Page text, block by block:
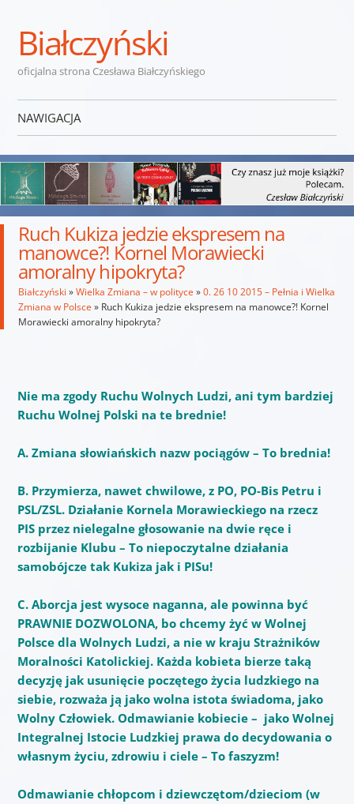
Białczyński
oficjalna strona Czesława Białczyńskiego
NAWIGACJA
Ruch Kukiza jedzie ekspresem na
manowce?! Kornel Morawiecki
amoralny hipokryta?
Białczyński »Wielka Zmiana – w polityce »0. 26 10 2015 – Pełnia i Wielka
Zmiana w Polsce » Ruch Kukiza jedzie ekspresem na manowce?! Kornel
Morawiecki amoralny hipokryta?
Nie ma zgody Ruchu Wolnych Ludzi, ani tym bardziej
Ruchu Wolnej Polski na te brednie!
A. Zmiana słowiańskich nazw pociągów – To brednia!
B. Przymierza, nawet chwilowe, z PO, PO-Bis Petru i
PSL/ZSL. Działanie Kornela Morawieckiego na rzecz
PIS przez nielegalne głosowanie na dwie ręce i
rozbijanie Klubu – To niepoczytalne działania
samobójcze tak Kukiza jak i PISu!
C. Aborcja jest wysoce naganna, ale powinna być
PRAWNIE DOZWOLONA, bo chcemy żyć w Wolnej
Polsce dla Wolnych Ludzi, a nie w kraju Strażników
Moralności Katolickiej. Każda kobieta bierze taką
decyzję jak usunięcie poczętego życia ludzkiego na
siebie, rozważa ją jako wolna istota świadoma, jako
Wolny Człowiek. Odmawianie kobiecie – jako Wolnej
Integralnej Istocie Ludzkiej prawa do decydowania o
własnym życiu, zdrowiu i ciele – To faszyzm!
Odmawianie chłopcom i dziewczętom/dzieciom (w